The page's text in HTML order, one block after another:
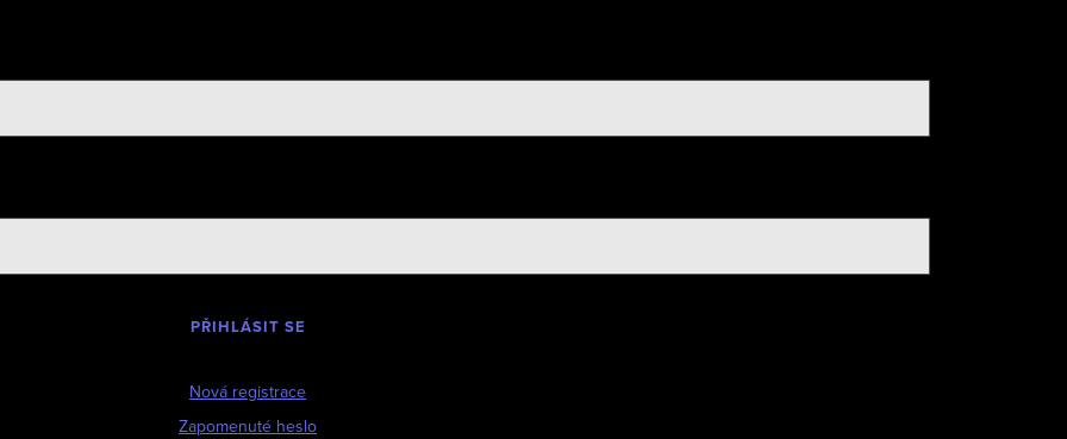
PŘIHLÁSIT SE
Nová registrace
Zapomenuté heslo